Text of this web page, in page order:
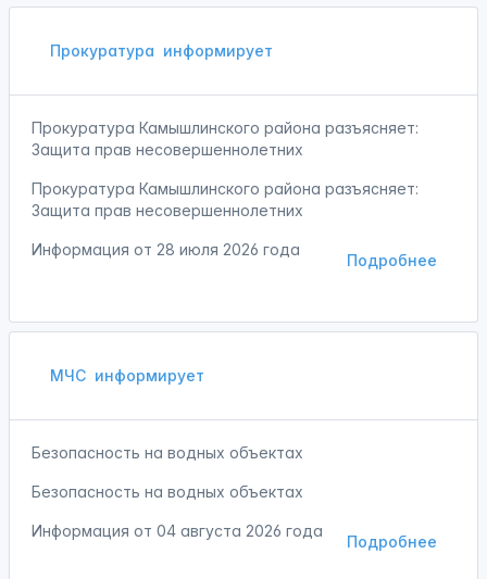
Прокуратура информирует
Прокуратура Камышлинского района разъясняет:
Защита прав несовершеннолетних
Прокуратура Камышлинского района разъясняет:
Защита прав несовершеннолетних
Подробнее
Информация от 28 июля 2026 года
МЧС информирует
Безопасность на водных объектах
Безопасность на водных объектах
Подробнее
Информация от 04 августа 2026 года